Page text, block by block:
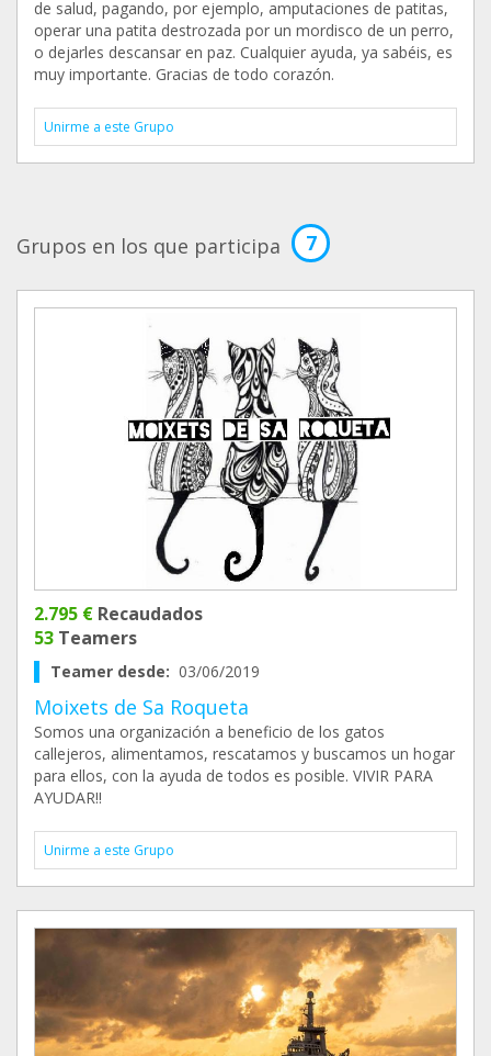
de salud, pagando, por ejemplo, amputaciones de patitas,
operar una patita destrozada por un mordisco de un perro,
o dejarles descansar en paz. Cualquier ayuda, ya sabéis, es
muy importante. Gracias de todo corazón.
Unirme a este Grupo
Grupos en los que participa 7
2.795 € Recaudados
53 Teamers
Teamer desde: 03/06/2019
Moixets de Sa Roqueta
Somos una organización a beneficio de los gatos
callejeros, alimentamos, rescatamos y buscamos un hogar
para ellos, con la ayuda de todos es posible. VIVIR PARA
AYUDAR!!
Unirme a este Grupo